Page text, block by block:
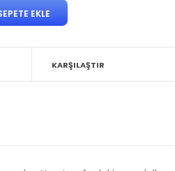
KARŞILAŞTIR